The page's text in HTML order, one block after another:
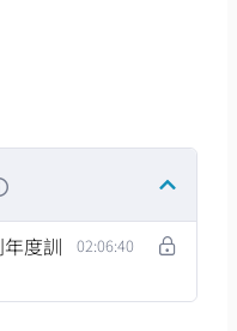
年度訓練計畫怎麼
計畫應該要如何有效安
的教育訓練都辦了，
年度計劃結合？​
此本次分享會這次特
蔡昆霖(Bryan)』老師
度訓
02:06:40